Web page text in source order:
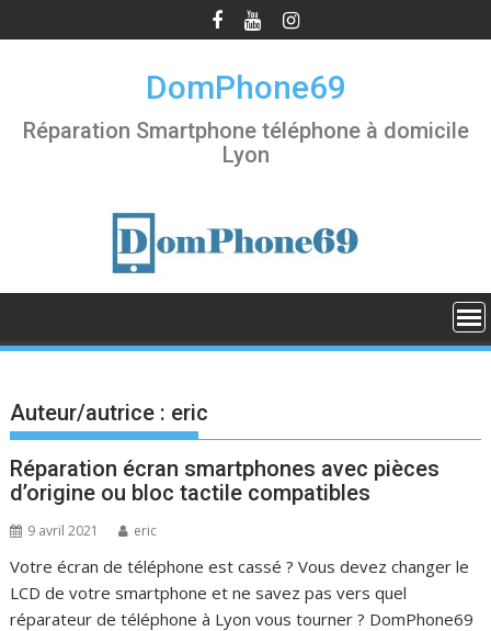
k
DomPhone69
Réparation Smartphone téléphone à domicile
Lyon
Auteur/autrice : eric
Réparation écran smartphones avec pièces
d’origine ou bloc tactile compatibles
9 avril 2021 eric
Votre écran de téléphone est cassé ? Vous devez changer le
LCD de votre smartphone et ne savez pas vers quel
réparateur de téléphone à Lyon vous tourner ? DomPhone69